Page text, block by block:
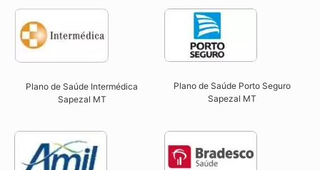
Plano de Saúde Intermédica
Sapezal MT​
Plano de Saúde Porto Seguro
Sapezal MT​